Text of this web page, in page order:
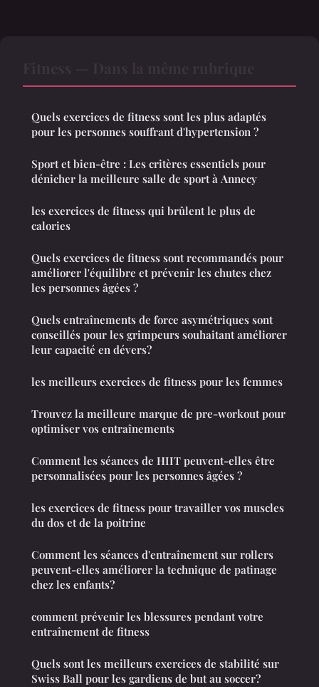
Quels exercices de fitness sont les plus adaptés
pour les personnes souffrant d'hypertension ?
Sport et bien-être : Les critères essentiels pour
dénicher la meilleure salle de sport à Annecy
les exercices de fitness qui brûlent le plus de
calories
Quels exercices de fitness sont recommandés pour
améliorer l'équilibre et prévenir les chutes chez
les personnes âgées ?
Quels entraînements de force asymétriques sont
conseillés pour les grimpeurs souhaitant améliorer
leur capacité en dévers?
les meilleurs exercices de fitness pour les femmes
Trouvez la meilleure marque de pre-workout pour
optimiser vos entraînements
Comment les séances de HIIT peuvent-elles être
personnalisées pour les personnes âgées ?
les exercices de fitness pour travailler vos muscles
du dos et de la poitrine
Comment les séances d'entraînement sur rollers
peuvent-elles améliorer la technique de patinage
chez les enfants?
comment prévenir les blessures pendant votre
entraînement de fitness
Quels sont les meilleurs exercices de stabilité sur
Swiss Ball pour les gardiens de but au soccer?